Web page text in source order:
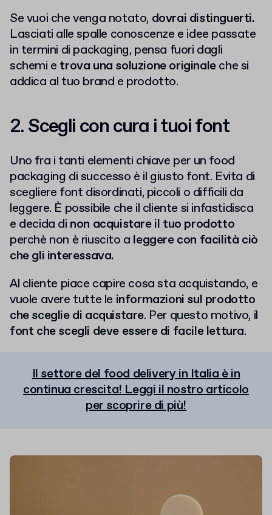
Se vuoi che venga notato, dovrai distinguerti.
Lasciati alle spalle conoscenze e idee passate
in termini di packaging, pensa fuori dagli
schemi e trova una soluzione originaleche si
addica al tuo brand e prodotto.
2. Scegli con cura i tuoi font
Uno fra i tanti elementi chiave per un food
packaging di successo è il giusto font. Evita di
scegliere font disordinati, piccoli o difficili da
leggere. È possibile che il cliente si infastidisca
e decida di non acquistare il tuo prodotto
perchè non è riuscito a leggere con facilità ciò
che gli interessava.
Al cliente piace capire cosa sta acquistando, e
vuole avere tutte le informazioni sul prodotto
che sceglie di acquistare. Per questo motivo, il
font che scegli deve essere di facile lettura.
Il settore del food delivery in Italia è in
continua crescita! Leggi il nostro articolo
per scoprire di più!